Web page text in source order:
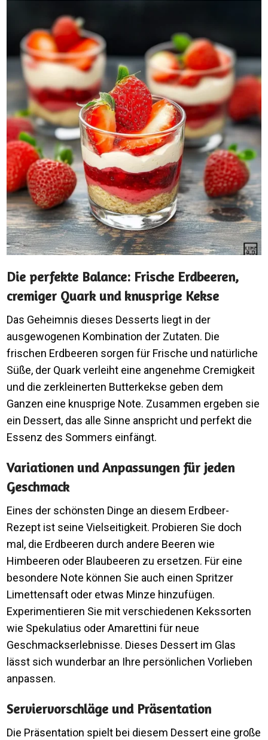
Die perfekte Balance: Frische Erdbeeren,
cremiger Quark und knusprige Kekse
Das Geheimnis dieses Desserts liegt in der
ausgewogenen Kombination der Zutaten. Die
frischen Erdbeeren sorgen für Frische und natürliche
Süße, der Quark verleiht eine angenehme Cremigkeit
und die zerkleinerten Butterkekse geben dem
Ganzen eine knusprige Note. Zusammen ergeben sie
ein Dessert, das alle Sinne anspricht und perfekt die
Essenz des Sommers einfängt.
Variationen und Anpassungen für jeden
Geschmack
Eines der schönsten Dinge an diesem Erdbeer-
Rezept ist seine Vielseitigkeit. Probieren Sie doch
mal, die Erdbeeren durch andere Beeren wie
Himbeeren oder Blaubeeren zu ersetzen. Für eine
besondere Note können Sie auch einen Spritzer
Limettensaft oder etwas Minze hinzufügen.
Experimentieren Sie mit verschiedenen Kekssorten
wie Spekulatius oder Amarettini für neue
Geschmackserlebnisse. Dieses Dessert im Glas
lässt sich wunderbar an Ihre persönlichen Vorlieben
anpassen.
Serviervorschläge und Präsentation
Die Präsentation spielt bei diesem Dessert eine große